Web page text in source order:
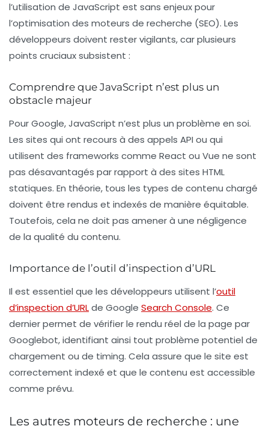
l’utilisation de JavaScript est sans enjeux pour
l’optimisation des moteurs de recherche (SEO). Les
développeurs doivent rester vigilants, car plusieurs
points cruciaux subsistent :
Comprendre que JavaScript n’est plus un
obstacle majeur
Pour Google, JavaScript n’est plus un problème en soi.
Les sites qui ont recours à des appels API ou qui
utilisent des frameworks comme React ou Vue ne sont
pas désavantagés par rapport à des sites HTML
statiques. En théorie, tous les types de contenu chargé
doivent être rendus et indexés de manière équitable.
Toutefois, cela ne doit pas amener à une négligence
de la qualité du contenu.
Importance de l’outil d’inspection d’URL
Il est essentiel que les développeurs utilisent l’outil
d’inspection d’URLde Google Search Console. Ce
dernier permet de vérifier le rendu réel de la page par
Googlebot, identifiant ainsi tout problème potentiel de
chargement ou de timing. Cela assure que le site est
correctement indexé et que le contenu est accessible
comme prévu.
Les autres moteurs de recherche : une